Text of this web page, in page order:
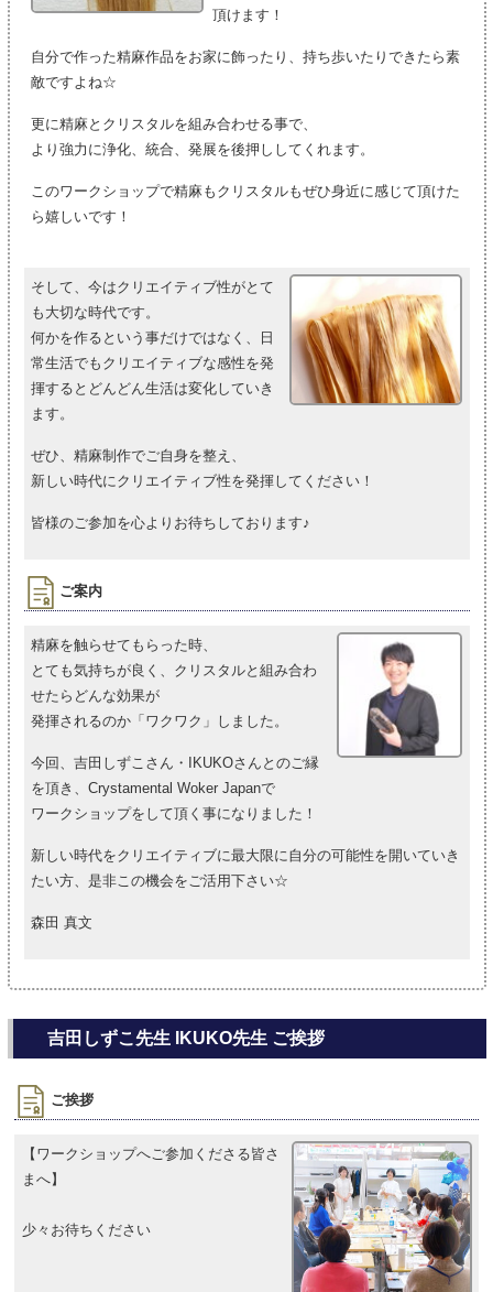
頂けます！
自分で作った精麻作品をお家に飾ったり、持ち歩いたりできたら素
敵ですよね☆
更に精麻とクリスタルを組み合わせる事で、
より強力に浄化、統合、発展を後押ししてくれます。
このワークショップで精麻もクリスタルもぜひ身近に感じて頂けた
ら嬉しいです！
そして、今はクリエイティブ性がとて
も大切な時代です。
何かを作るという事だけではなく、日
常生活でもクリエイティブな感性を発
揮するとどんどん生活は変化していき
ます。
ぜひ、精麻制作でご自身を整え、
新しい時代にクリエイティブ性を発揮してください！
皆様のご参加を心よりお待ちしております♪
ご案内
精麻を触らせてもらった時、
とても気持ちが良く、クリスタルと組み合わ
せたらどんな効果が
発揮されるのか「ワクワク」しました。
今回、吉田しずこさん・IKUKOさんとのご縁
を頂き、Crystamental Woker Japanで
ワークショップをして頂く事になりました！
新しい時代をクリエイティブに最大限に自分の可能性を開いていき
たい方、是非この機会をご活用下さい☆
森田 真文
吉田しずこ先生 IKUKO先生 ご挨拶
ご挨拶
【ワークショップへご参加くださる皆さ
まへ】
少々お待ちください